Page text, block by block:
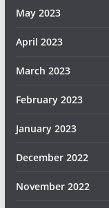
May 2023
April 2023
March 2023
February 2023
January 2023
December 2022
November 2022